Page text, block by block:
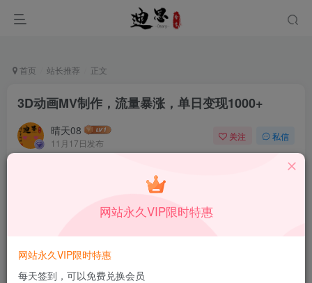
首页 站长推荐 正文
3D动画MV制作，流量暴涨，单日变现1000+
晴天08
11月17日发布
关注 私信
本站所有内容来自互联网收集，仅供学习和交流，请勿用于商业
用途。如有侵权、不妥之处，请第一时间联系我们删除！
网站永久VIP限时特惠
网站永久VIP限时特惠
每天签到，可以免费兑换会员